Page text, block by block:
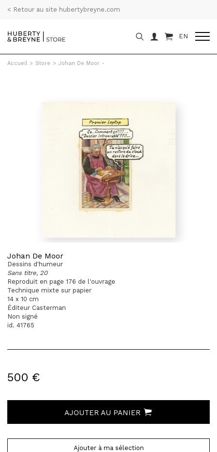
< Retour au site hubertybreyne.com
EN
Accueil > Store > Johan De Moor -
Johan De Moor
Dessins d'humeur
Sans titre, 20
Reproduit en page 176 de l'ouvrage
Technique mixte sur papier
14 x 10 cm
Éditeur Casterman
Non signé
id. 41765
500 €
AJOUTER AU PANIER
Ajouter à ma sélection